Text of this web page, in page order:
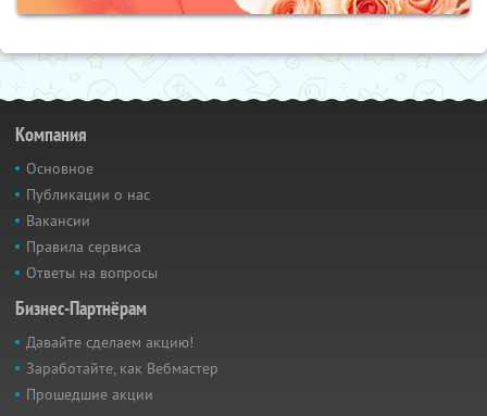
Компания
Основное
Публикации о нас
Вакансии
Правила сервиса
Ответы на вопросы
Бизнес-Партнёрам
Давайте сделаем акцию!
Заработайте, как Вебмастер
Прошедшие акции